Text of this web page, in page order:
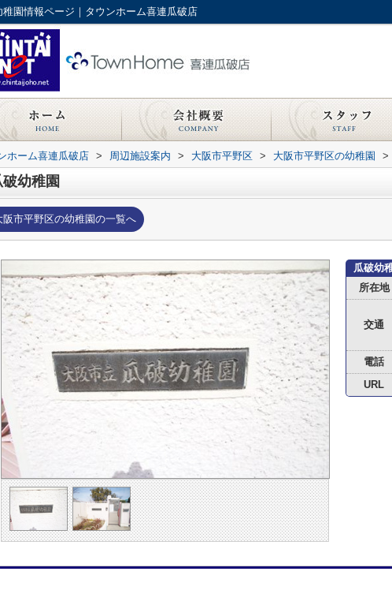
稚園情報ページ｜タウンホーム喜連瓜破店
ホーム喜連瓜破店 > 周辺施設案内 > 大阪市平野区 > 大阪市平野区の幼稚園 >
破幼稚園
阪市平野区の幼稚園の一覧へ
瓜破幼
所在地
交通
電話
URL